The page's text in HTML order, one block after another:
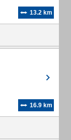
13.2 km
16.9 km